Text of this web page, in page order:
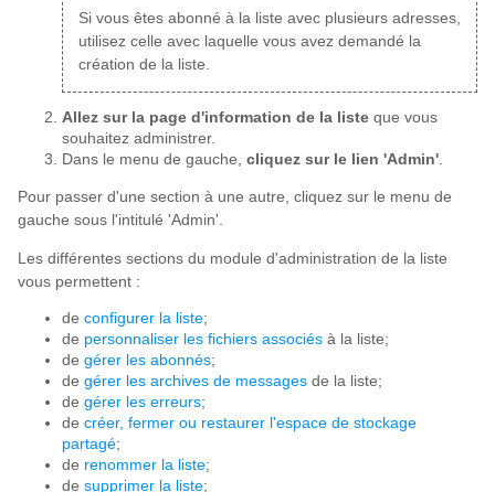
Si vous êtes abonné à la liste avec plusieurs adresses,
utilisez celle avec laquelle vous avez demandé la
création de la liste.
Allez sur la page d'information de la liste que vous
souhaitez administrer.
Dans le menu de gauche, cliquez sur le lien 'Admin'.
Pour passer d'une section à une autre, cliquez sur le menu de
gauche sous l'intitulé 'Admin'.
Les différentes sections du module d'administration de la liste
vous permettent :
de configurer la liste;
de personnaliser les fichiers associés à la liste;
de gérer les abonnés;
de gérer les archives de messages de la liste;
de gérer les erreurs;
de créer, fermer ou restaurer l'espace de stockage
partagé;
de renommer la liste;
de supprimer la liste;